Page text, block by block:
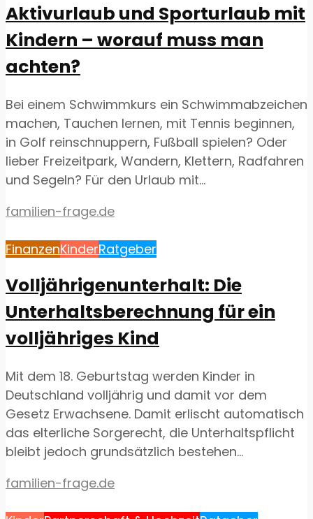
Aktivurlaub und Sporturlaub mit
Kindern – worauf muss man
achten?
Bei einem Schwimmkurs ein Schwimmabzeichen
machen, Tauchen lernen, mit Tennis beginnen,
in Golf reinschnuppern, Fußball spielen? Oder
lieber Freizeitpark, Wandern, Klettern, Radfahren
und Segeln? Für den Urlaub mit...
familien-frage.de
FinanzenKinderRatgeber
Volljährigenunterhalt: Die
Unterhaltsberechnung für ein
volljähriges Kind
Mit dem 18. Geburtstag werden Kinder in
Deutschland volljährig und damit vor dem
Gesetz Erwachsene. Damit erlischt automatisch
das elterliche Sorgerecht, die Unterhaltspflicht
bleibt jedoch grundsätzlich bestehen...
familien-frage.de